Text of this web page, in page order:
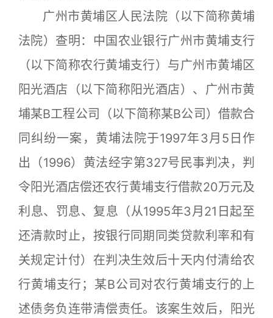
广州市黄埔区人民法院（以下简称黄埔
法院）查明：中国农业银行广州市黄埔支行
（以下简称农行黄埔支行）与广州市黄埔区
阳光酒店（以下简称阳光酒店）、广州市黄
埔某B工程公司（以下简称某B公司）借款合
同纠纷一案，黄埔法院于1997年3月5日作
出（1996）黄法经字第327号民事判决，判
令阳光酒店偿还农行黄埔支行借款20万元及
利息、罚息、复息（从1995年3月21日起至
还清款时止，按银行同期同类贷款利率和有
关规定计付）在判决生效后十天内付清给农
行黄埔支行；某B公司对农行黄埔支行的上
述债务负连带清偿责任。该案生效后，阳光